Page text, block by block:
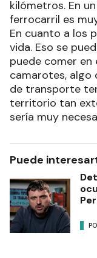
kilómetros. En
ferrocarril es
En cuanto a los
vida. Eso se
puede comer
camarotes, algo
de transporte
territorio tan
sería muy
Puede